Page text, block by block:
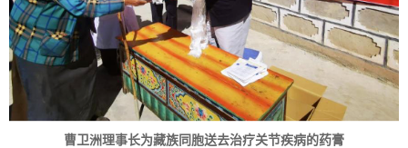
曹卫洲理事长为藏族同胞送去治疗关节疾病的药膏